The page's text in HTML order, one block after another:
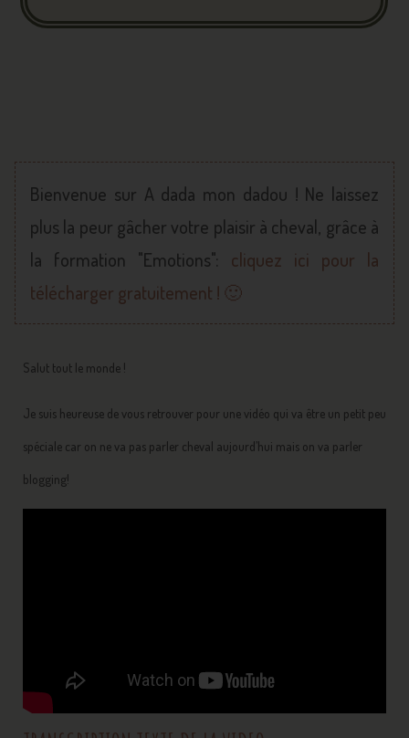
Bienvenue sur A dada mon dadou ! Ne laissez
plus la peur gâcher votre plaisir à cheval, grâce à
la formation "Emotions": cliquez ici pour la
télécharger gratuitement ! 🙂
Salut tout le monde !
Je suis heureuse de vous retrouver pour une vidéo qui va être un petit peu
spéciale car on ne va pas parler cheval aujourd’hui mais on va parler
blogging!